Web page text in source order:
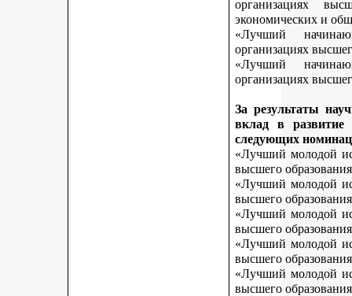
организациях
экономических и
«Лучший
организациях
«Лучший
организациях
За результаты
вклад в развитие
следующих
«Лучший молодой
высшего
«Лучший молодой
высшего
«Лучший молодой
высшего
«Лучший молодой
высшего
«Лучший молодой
высшего